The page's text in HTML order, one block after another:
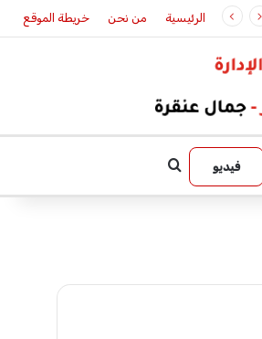
الرئيسية من نحن خريطة الموقع
فيديو بحث عن